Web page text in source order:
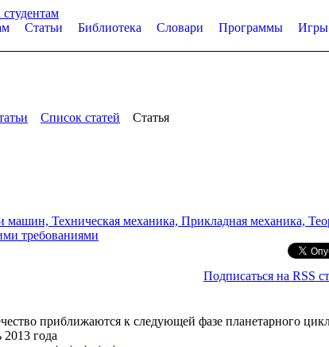
Статьи Библиотека Словари Программы Игры
Список статей Статья
Техническая механика, Прикладная механика,
требованиями
Подписаться на RSS
приближаются к следующей фазе планетарного
года